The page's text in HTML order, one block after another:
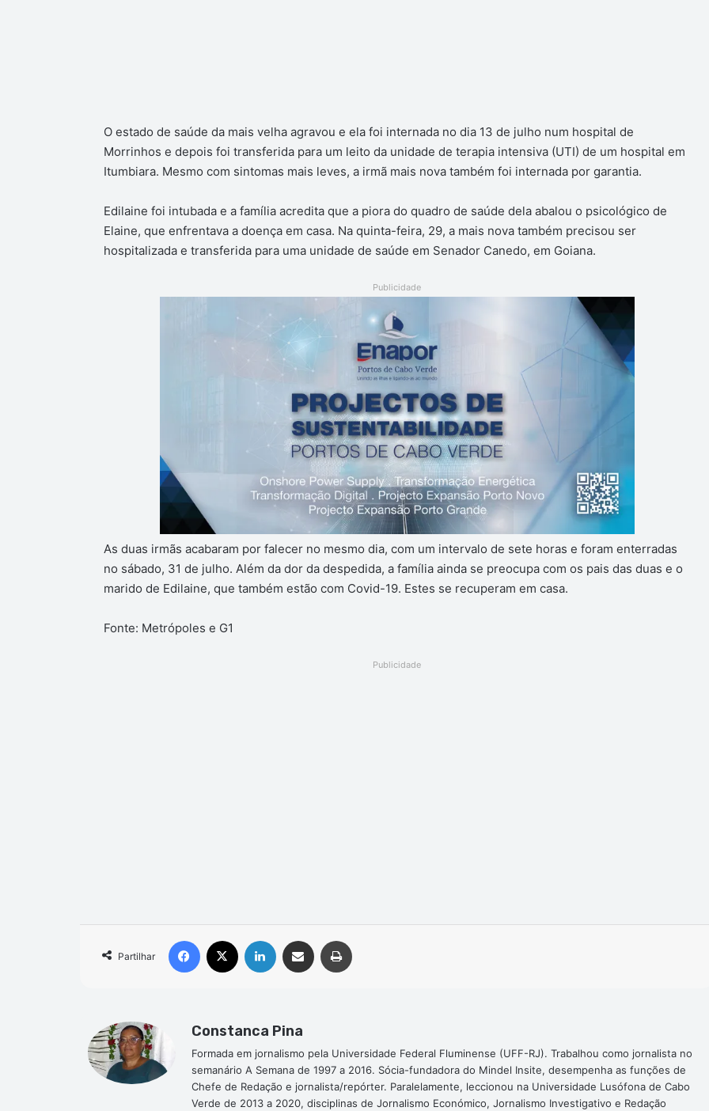
O estado de saúde da mais velha agravou e ela foi internada no dia 13 de julho num hospital de
Morrinhos e depois foi transferida para um leito da unidade de terapia intensiva (UTI) de um hospital em
Itumbiara. Mesmo com sintomas mais leves, a irmã mais nova também foi internada por garantia.
Edilaine foi intubada e a família acredita que a piora do quadro de saúde dela abalou o psicológico de
Elaine, que enfrentava a doença em casa. Na quinta-feira, 29, a mais nova também precisou ser
hospitalizada e transferida para uma unidade de saúde em Senador Canedo, em Goiana.
Publicidade
As duas irmãs acabaram por falecer no mesmo dia, com um intervalo de sete horas e foram enterradas
no sábado, 31 de julho. Além da dor da despedida, a família ainda se preocupa com os pais das duas e o
marido de Edilaine, que também estão com Covid-19. Estes se recuperam em casa.
Fonte: Metrópoles e G1
Publicidade
Partilhar
Facebook Linkedin Compartilhar via e-mail
Constanca Pina
Formada em jornalismo pela Universidade Federal Fluminense (UFF-RJ). Trabalhou como jornalista no
semanário A Semana de 1997 a 2016. Sócia-fundadora do Mindel Insite, desempenha as funções de
Chefe de Redação e jornalista/repórter. Paralelamente, leccionou na Universidade Lusófona de Cabo
Verde de 2013 a 2020, disciplinas de Jornalismo Económico, Jornalismo Investigativo e Redação